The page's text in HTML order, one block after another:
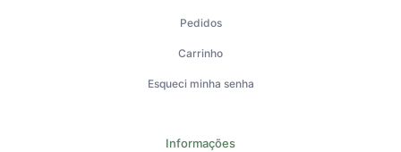
Pedidos
Carrinho
Esqueci minha senha
Informações